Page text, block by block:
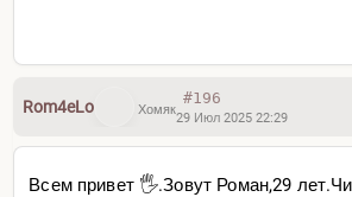
Rom4eLo Хомяк
#196
29 Июл 2025 22:29
Всем привет 🖐️.Зовут Роман,29